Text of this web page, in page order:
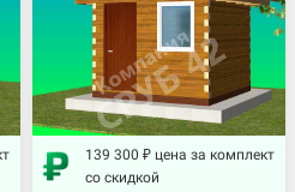
139 300 ₽ цена за комплект
со скидкой